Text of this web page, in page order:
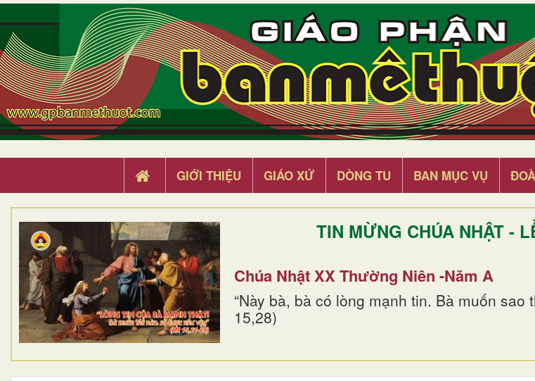
GIỚI THIỆU GIÁO XỨ DÒNG TU BAN MỤC VỤ
TIN MỪNG CHÚA NHẬT -
Chúa Nhật XX Thường Niên -Năm A
“Này bà, bà có lòng mạnh tin. Bà muốn sao
15,28)